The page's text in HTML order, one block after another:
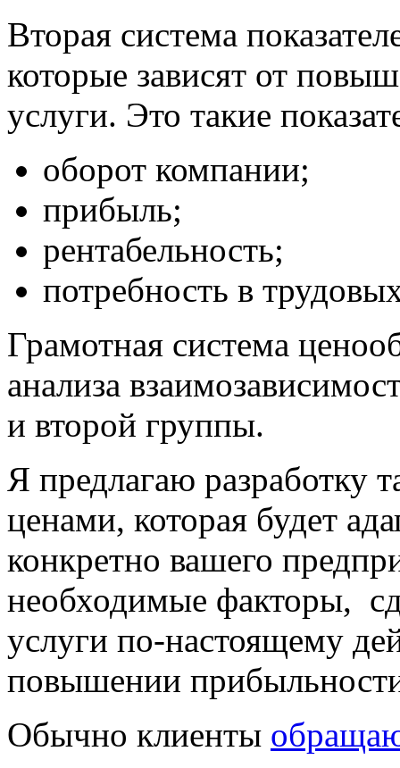
Вторая система
которые зависят от
услуги. Это такие
оборот компании;
прибыль;
рентабельность;
потребность в
Грамотная система
анализа
и второй группы.
Я предлагаю разработку
ценами, которая будет
конкретно вашего
необходимые факторы,
услуги по-настоящему
повышении
Обычно клиенты